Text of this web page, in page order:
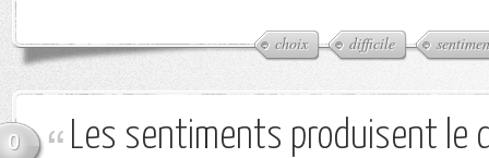
choix difficile
0
Les sentiments produisent le